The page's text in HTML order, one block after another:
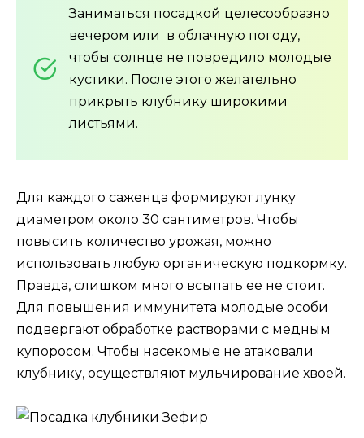
Заниматься посадкой целесообразно
вечером или в облачную погоду,
чтобы солнце не повредило молодые
кустики. После этого желательно
прикрыть клубнику широкими
листьями.
Для каждого саженца формируют лунку
диаметром около 30 сантиметров. Чтобы
повысить количество урожая, можно
использовать любую органическую подкормку.
Правда, слишком много всыпать ее не стоит.
Для повышения иммунитета молодые особи
подвергают обработке растворами с медным
купоросом. Чтобы насекомые не атаковали
клубнику, осуществляют мульчирование хвоей.